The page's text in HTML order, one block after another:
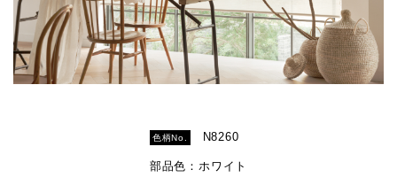
色柄No. N8260
部品色：ホワイト